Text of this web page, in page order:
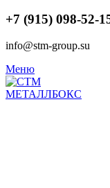
+7 (915) 098-52-
info@stm-group.su
Меню